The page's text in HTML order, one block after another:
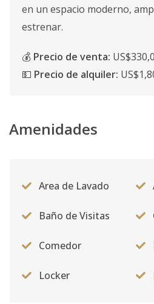
en un espacio moderno,
estrenar.
💰 Precio de venta:
💵 Precio de alquiler:
Amenidades
Area de Lavado
Baño de Visitas
Comedor
Locker